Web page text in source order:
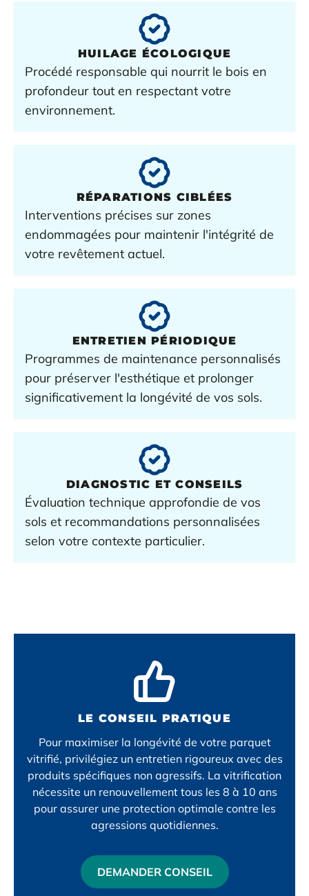
HUILAGE ÉCOLOGIQUE
Procédé responsable qui nourrit le bois en
profondeur tout en respectant votre
environnement.
RÉPARATIONS CIBLÉES
Interventions précises sur zones
endommagées pour maintenir l'intégrité de
votre revêtement actuel.
ENTRETIEN PÉRIODIQUE
Programmes de maintenance personnalisés
pour préserver l'esthétique et prolonger
significativement la longévité de vos sols.
DIAGNOSTIC ET CONSEILS
Évaluation technique approfondie de vos
sols et recommandations personnalisées
selon votre contexte particulier.
LE CONSEIL PRATIQUE
Pour maximiser la longévité de votre parquet
vitrifié, privilégiez un entretien rigoureux avec des
produits spécifiques non agressifs. La vitrification
nécessite un renouvellement tous les 8 à 10 ans
pour assurer une protection optimale contre les
agressions quotidiennes.
DEMANDER CONSEIL